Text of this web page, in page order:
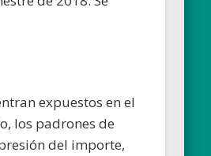
expuestos en el
los padrones de
del importe,